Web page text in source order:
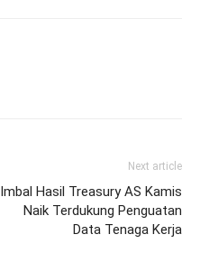
Next article
Imbal Hasil Treasury AS Kamis
Naik Terdukung Penguatan
Data Tenaga Kerja